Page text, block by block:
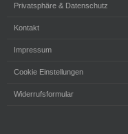
Privatsphäre & Datenschutz
Kontakt
Impressum
Cookie Einstellungen
Widerrufsformular